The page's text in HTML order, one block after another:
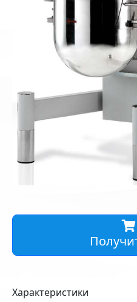
Характеристики